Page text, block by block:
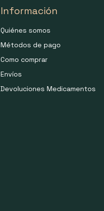
Información
Quiénes somos
Métodos de pago
Como comprar
Envíos
Devoluciones Medicamentos